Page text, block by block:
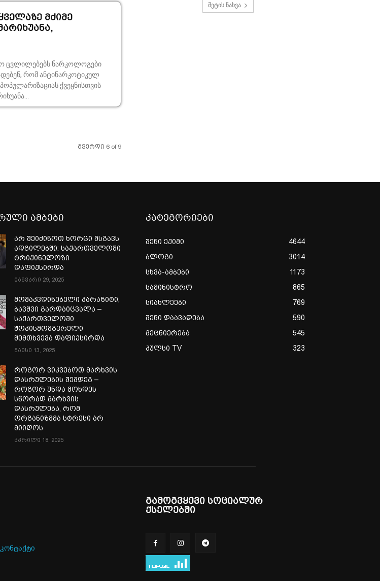
მძიმე
ცვლილებებს ნარკოლოგები
რომ ანტინარკოტიკულ
ქვეყნისთვის
გვერდი 6 of 9
მეტის ნახვა
ამბები
არ შეიძინოთ ხორცი მსგავს
ადგილებში: საქართველოში
ტრიქინელოზი
დაფიქსირდა
იანვარი 29, 2025
მომაკვდინებელი პარაზიტი,
ბავშვი გარდაიცვალა –
საქართველოში
შოკისმომგვრელი
შემთხვევა დაფიქსირდა
მაისი 13, 2025
როგორ ვიკვებოთ მარხვის
დასრულების შემდეგ –
როგორ უნდა მოხდეს
სწორად მარხვის
დასრულება, რომ
ორგანიზმმა სტრესი არ
მიიღოს
აპრილი 18, 2025
კატეგორიები
შენი ექიმი
4644
ბლოგი
3014
სხვა-ამბები
1173
სამინისტრო
865
სიახლეები
769
შენი დაავადება
590
მეცნიერება
545
პულსი TV
323
კონტაქტი
გამოგვყევი სოციალურ
ქსელებში